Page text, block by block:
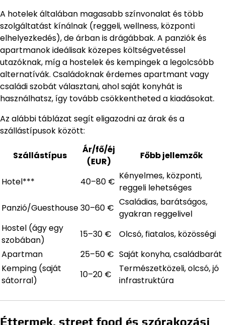
A hotelek általában magasabb színvonalat és több
szolgáltatást kínálnak (reggeli, wellness, központi
elhelyezkedés), de árban is drágábbak. A panziók és
apartmanok ideálisak közepes költségvetéssel
utazóknak, míg a hostelek és kempingek a legolcsóbb
alternatívák. Családoknak érdemes apartmant vagy
családi szobát választani, ahol saját konyhát is
használhatsz, így tovább csökkentheted a kiadásokat.
Az alábbi táblázat segít eligazodni az árak és a
szállástípusok között:
Szállástípus
Ár/fő/éj
(EUR)
Főbb jellemzők
Hotel*** 40–80 €
Kényelmes, központi,
reggeli lehetséges
Panzió/Guesthouse30–60 €
Családias, barátságos,
gyakran reggelivel
Hostel (ágy egy
szobában)
15–30 €
Olcsó, fiatalos, közösségi
Apartman
25–50 € Saját konyha, családbarát
Kemping (saját
sátorral)
10–20 €
Természetközeli, olcsó, jó
infrastruktúra
Éttermek, street food és szórakozási